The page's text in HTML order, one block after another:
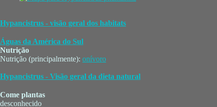
Hypancistrus - visão geral dos habitats
Águas da América do Sul
Nutrição
Nutrição (principalmente): onívoro
Hypancistrus - Visão geral da dieta natural
Come plantas
desconhecido